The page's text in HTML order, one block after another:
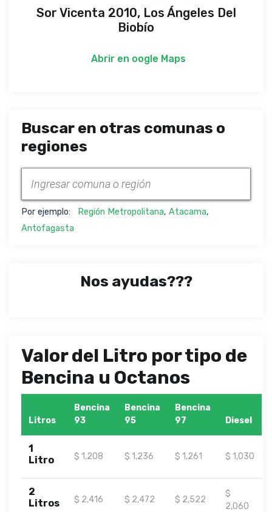
Sor Vicenta 2010, Los Ángeles Del
Biobío
Abrir en oogle Maps
Buscar en otras comunas o
regiones
Por ejemplo: Región Metropolitana, Atacama,
Antofagasta
Nos ayudas???
Valor del Litro por tipo de
Bencina u Octanos
Litros
Bencina
93
Bencina
95
Bencina
97
Diesel
1
Litro
$ 1,208 $ 1,236 $ 1,261 $ 1,030
2
Litros
$ 2,416 $ 2,472 $ 2,522
$
2,060